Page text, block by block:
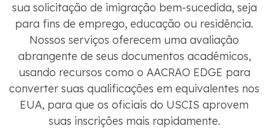
sua solicitação de imigração bem-sucedida, seja
para fins de emprego, educação ou residência.
Nossos serviços oferecem uma avaliação
abrangente de seus documentos acadêmicos,
usando recursos como o AACRAO EDGE para
converter suas qualificações em equivalentes nos
EUA, para que os oficiais do USCIS aprovem
suas inscrições mais rapidamente.